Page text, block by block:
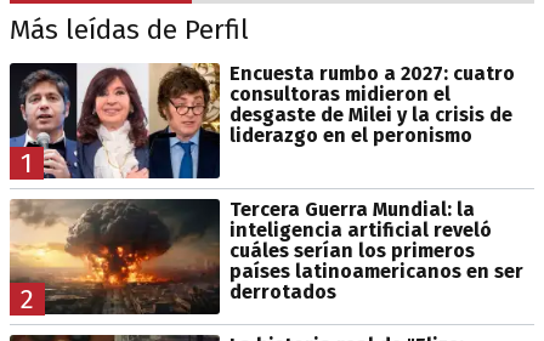
Más leídas de Perfil
1
Encuesta rumbo a 2027: cuatro
consultoras midieron el
desgaste de Milei y la crisis de
liderazgo en el peronismo
2
Tercera Guerra Mundial: la
inteligencia artificial reveló
cuáles serían los primeros
países latinoamericanos en ser
derrotados